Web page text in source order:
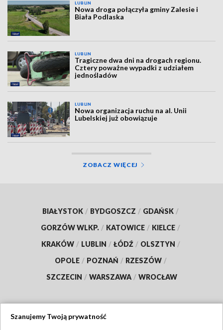
LUBLIN
Nowa droga połączyła gminy Zalesie i
Biała Podlaska
LUBLIN
Tragiczne dwa dni na drogach regionu.
Cztery poważne wypadki z udziałem
jednośladów
LUBLIN
Nowa organizacja ruchu na al. Unii
Lubelskiej już obowiązuje
ZOBACZ WIĘCEJ
BIAŁYSTOK / BYDGOSZCZ / GDAŃSK /
GORZÓW WLKP. / KATOWICE / KIELCE /
KRAKÓW / LUBLIN / ŁÓDŹ / OLSZTYN /
OPOLE / POZNAŃ / RZESZÓW /
SZCZECIN / WARSZAWA / WROCŁAW
Szanujemy Twoją prywatność